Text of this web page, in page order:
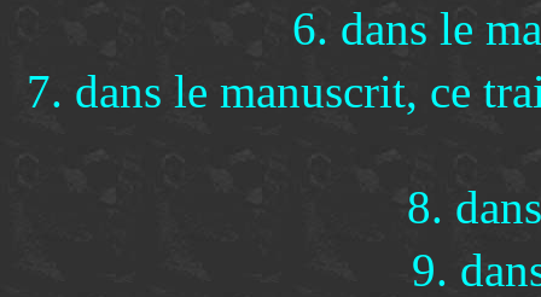
6. dans le
7. dans le manuscrit, ce
8.
9.